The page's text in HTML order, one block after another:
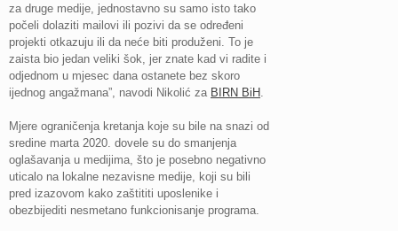
za druge medije, jednostavno su samo isto tako
počeli dolaziti mailovi ili pozivi da se određeni
projekti otkazuju ili da neće biti produženi. To je
zaista bio jedan veliki šok, jer znate kad vi radite i
odjednom u mjesec dana ostanete bez skoro
ijednog angažmana”, navodi Nikolić za BIRN BiH .
Mjere ograničenja kretanja koje su bile na snazi od
sredine marta 2020. dovele su do smanjenja
oglašavanja u medijima, što je posebno negativno
uticalo na lokalne nezavisne medije, koji su bili
pred izazovom kako zaštititi uposlenike i
obezbijediti nesmetano funkcionisanje programa.